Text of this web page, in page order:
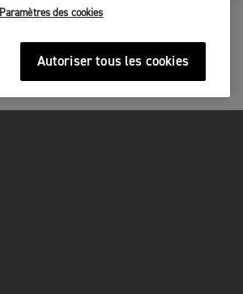
TIGER 900 GT
Paramètres des cookies
Autoriser tous les cookies